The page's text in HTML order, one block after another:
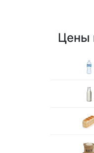
Цены